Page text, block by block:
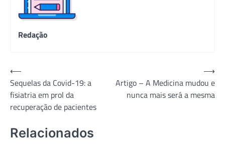
Redação
Navegação
de
Post
⟵
Sequelas da Covid-19: a
fisiatria em prol da
recuperação de pacientes
Artigo – A Medicina mudou e
nunca mais será a mesma
⟶
Relacionados